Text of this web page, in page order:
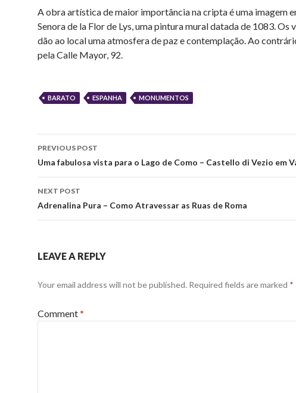
A obra artística de maior importância na cripta é uma imagem
Senora de la Flor de Lys, uma pintura mural datada de 1083.
dão ao local uma atmosfera de paz e contemplação. Ao
pela Calle Mayor, 92.
BARATO ESPANHA MONUMENTOS
Post
navigation
PREVIOUS POST
Uma fabulosa vista para o Lago de Como – Castello di Vezio em
NEXT POST
Adrenalina Pura – Como Atravessar as Ruas de Roma
LEAVE A REPLY
Your email address will not be published. Required fields are marked *
Comment*